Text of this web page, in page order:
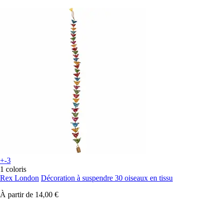
+-3
1 coloris
Rex London Décoration à suspendre 30 oiseaux en tissu
À partir de 14,00 €